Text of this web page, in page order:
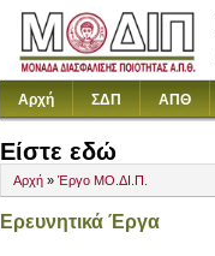
Αρχή ΣΔΠ ΑΠΘ
Είστε εδώ
Αρχή » Έργο ΜΟ.ΔΙ.Π.
Ερευνητικά Έργα